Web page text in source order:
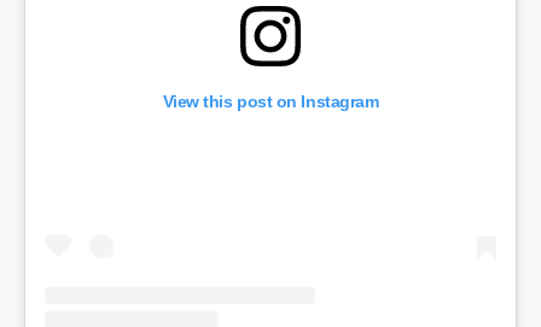
View this post on Instagram